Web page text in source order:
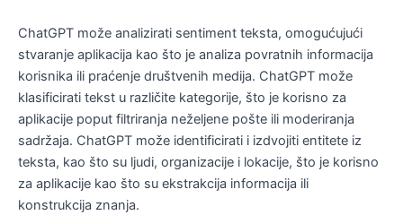
ChatGPT može analizirati sentiment teksta, omogućujući
stvaranje aplikacija kao što je analiza povratnih informacija
korisnika ili praćenje društvenih medija. ChatGPT može
klasificirati tekst u različite kategorije, što je korisno za
aplikacije poput filtriranja neželjene pošte ili moderiranja
sadržaja. ChatGPT može identificirati i izdvojiti entitete iz
teksta, kao što su ljudi, organizacije i lokacije, što je korisno
za aplikacije kao što su ekstrakcija informacija ili
konstrukcija znanja.